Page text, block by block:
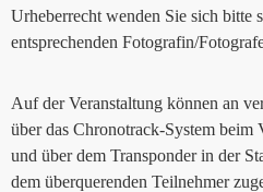
Urheberrecht wenden Sie sich bitte
entsprechenden Fotografin/
Auf der Veranstaltung können an
über das Chronotrack-System beim
und über dem Transponder in der
dem überquerenden Teilnehmer